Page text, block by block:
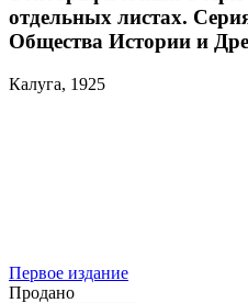
отдельных листах.
Общества Истории и
Калуга, 1925
Первое издание
Продано